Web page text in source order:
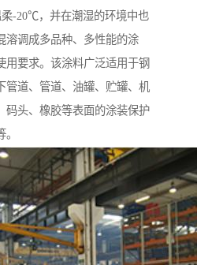
-20℃，并在潮湿的环境中也
溶调成多品种、多性能的涂
用要求。该涂料广泛适用于钢
管道、管道、油罐、贮罐、机
码头、橡胶等表面的涂装保护